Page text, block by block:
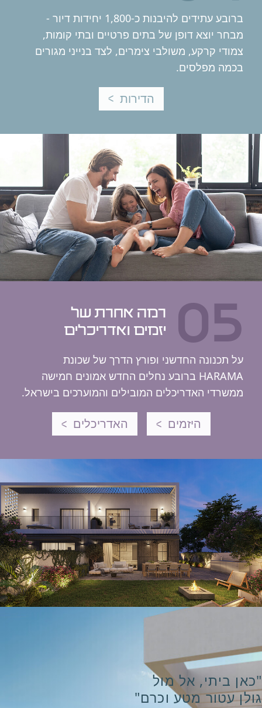
ברובע עתידים להיבנות כ-1,800 יחידות דיור -
יוצא דופן של בתים פרטיים ובתי קומות,
קרקע, משולבי צימרים, לצד בנייני מגורים
מפלסים.
הדירות
יזמים ואדריכלים
תכנונה החדשני ופורץ הדרך של שכונת
HARAMA ברובע נחלים החדש אמונים חמישה
האדריכלים המובילים והמוערכים בישראל.
היזמים האדריכלים
ביתי, אל מול
עטור מטע וכרם"